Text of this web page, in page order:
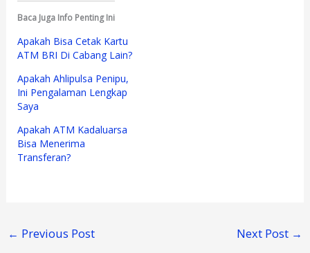
Baca Juga Info Penting Ini
Apakah Bisa Cetak Kartu
ATM BRI Di Cabang Lain?
Apakah Ahlipulsa Penipu,
Ini Pengalaman Lengkap
Saya
Apakah ATM Kadaluarsa
Bisa Menerima
Transferan?
← Previous Post Next Post →